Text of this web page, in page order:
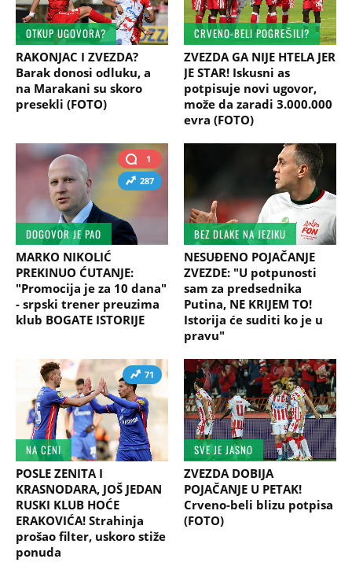
OTKUP UGOVORA?
RAKONJAC I ZVEZDA?
Barak donosi odluku, a
na Marakani su skoro
presekli (FOTO)
CRVENO-BELI POGREŠILI?
ZVEZDA GA NIJE HTELA JER
JE STAR! Iskusni as
potpisuje novi ugovor,
može da zaradi 3.000.000
evra (FOTO)
1
287
DOGOVOR JE PAO
MARKO NIKOLIĆ
PREKINUO ĆUTANJE:
"Promocija je za 10 dana"
- srpski trener preuzima
klub BOGATE ISTORIJE
BEZ DLAKE NA JEZIKU
NESUĐENO POJAČANJE
ZVEZDE: "U potpunosti
sam za predsednika
Putina, NE KRIJEM TO!
Istorija će suditi ko je u
pravu"
71
NA CENI
POSLE ZENITA I
KRASNODARA, JOŠ JEDAN
RUSKI KLUB HOĆE
ERAKOVIĆA! Strahinja
prošao filter, uskoro stiže
ponuda
SVE JE JASNO
ZVEZDA DOBIJA
POJAČANJE U PETAK!
Crveno-beli blizu potpisa
(FOTO)